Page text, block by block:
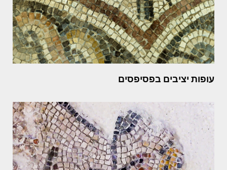
עופות יציבים בפסיפסים